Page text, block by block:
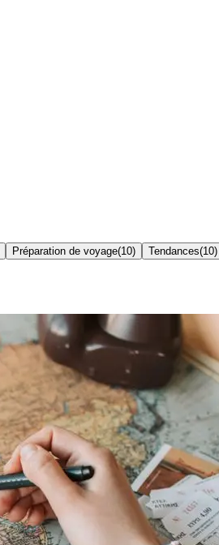
Préparation de voyage(10) Tendances(10)